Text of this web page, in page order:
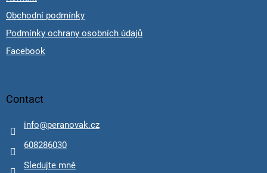
Obchodní podmínky
Podmínky ochrany osobních údajů
Facebook
Contact
info@peranovak.cz
608286030
Sledujte mně